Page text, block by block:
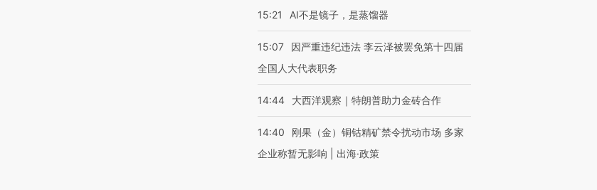
15:21 AI不是镜子，是蒸馏器
15:07
因严重违纪违法 李云泽被罢免第十四届
全国人大代表职务
14:44 大西洋观察｜特朗普助力金砖合作
14:40
刚果（金）铜钴精矿禁令扰动市场 多家
企业称暂无影响 | 出海·政策